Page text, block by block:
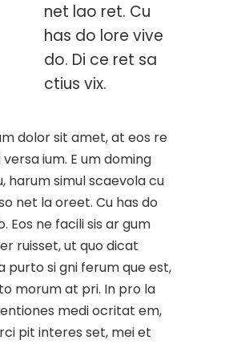
net lao ret. Cu
has do lore vive
do. Di ce ret sa
ctius vix.
dolor sit amet, at eos re
ium. E um doming
harum simul scaevola cu
net la oreet. Cu has do
Eos ne facili sis ar gum
ruisset, ut quo dicat
purto si gni ferum que est,
morum at pri. In pro la
medi ocritat em,
pit interes set, mei et